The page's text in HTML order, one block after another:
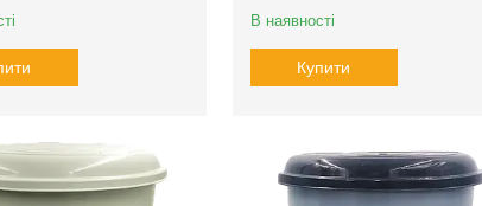
В наявності
Купити